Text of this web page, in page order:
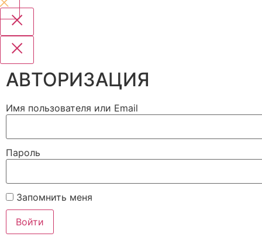
АВТОРИЗАЦИЯ
Имя пользователя или Email
Пароль
Запомнить меня
Войти